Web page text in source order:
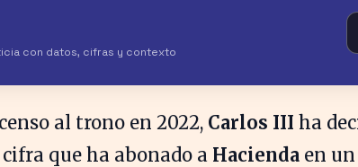
con datos, cifras y contexto
al trono en 2022, Carlos III ha
que ha abonado a Hacienda en